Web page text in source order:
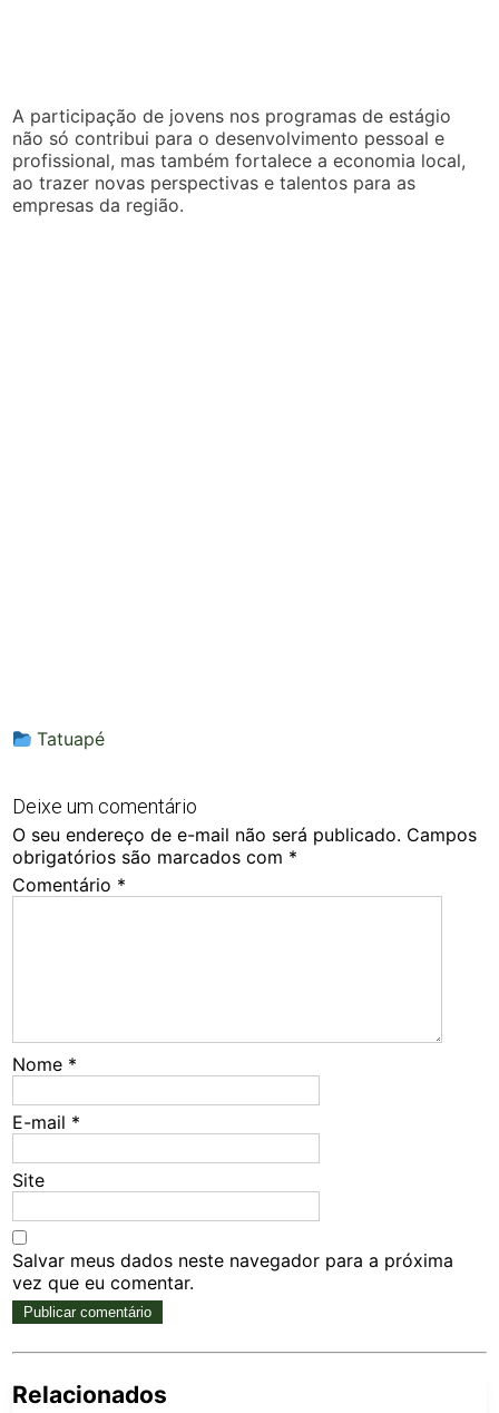
A participação de jovens nos programas de estágio
não só contribui para o desenvolvimento pessoal e
profissional, mas também fortalece a economia local,
ao trazer novas perspectivas e talentos para as
empresas da região.
Tatuapé
Deixe um comentário
O seu endereço de e-mail não será publicado. Campos
obrigatórios são marcados com *
Comentário *
Nome *
E-mail *
Site
Salvar meus dados neste navegador para a próxima
vez que eu comentar.
Relacionados